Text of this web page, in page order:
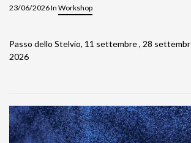
23/06/2026 In Workshop
Passo dello Stelvio, 11 settembre , 28
2026